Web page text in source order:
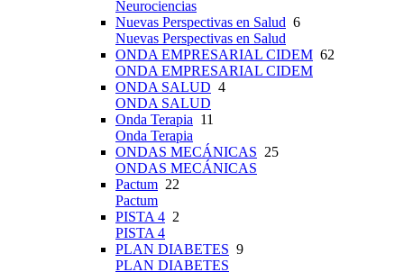
Neurociencias
Nuevas Perspectivas en Salud 6
Nuevas Perspectivas en Salud
ONDA EMPRESARIAL CIDEM 62
ONDA EMPRESARIAL CIDEM
ONDA SALUD 4
ONDA SALUD
Onda Terapia 11
Onda Terapia
ONDAS MECÁNICAS 25
ONDAS MECÁNICAS
Pactum 22
Pactum
PISTA 4 2
PISTA 4
PLAN DIABETES 9
PLAN DIABETES